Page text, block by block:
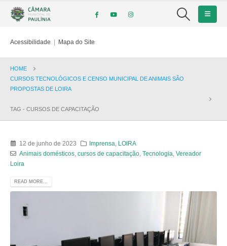
Acessibilidade | Mapa do Site
HOME
CURSOS TECNOLÓGICOS E CENSO MUNICIPAL DE ANIMAIS SÃO
PROPOSTAS DE LOIRA
TAG - CURSOS DE CAPACITAÇÃO
12 de junho de 2023 Imprensa
LOIRA
Animais domésticos, cursos de capacitação, Tecnologia Vereador
Loira
READ MORE...